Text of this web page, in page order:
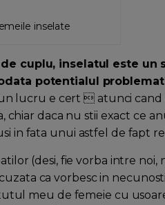
inselate
cuplu, inselatul este
potentialul
lucru e cert  atunci
chiar daca nu stii exact ce
in fata unui astfel de fapt
(desi, fie vorba intre
ca vorbesc in
meu de femeie cu